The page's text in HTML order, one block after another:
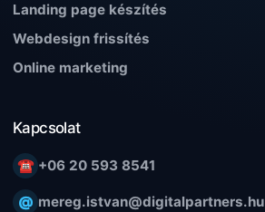
Landing page készítés
Webdesign frissítés
Online marketing
Kapcsolat
☎ +06 20 593 8541
@ mereg.istvan@digitalpartners.hu